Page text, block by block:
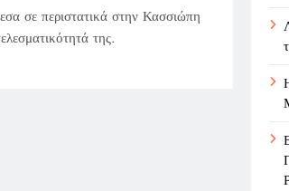
σε περιστατικά στην Κασσιώπη
της.